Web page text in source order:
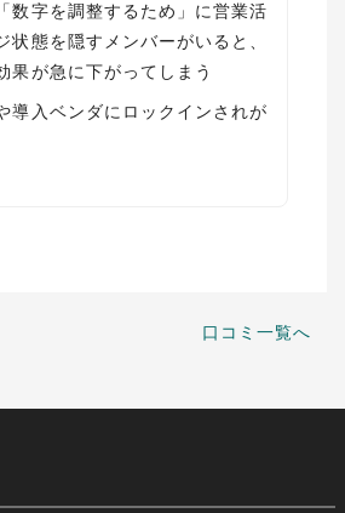
数字を調整するため」に営業活
状態を隠すメンバーがいると、
果が急に下がってしまう
導入ベンダにロックインされが
口コミ一覧へ